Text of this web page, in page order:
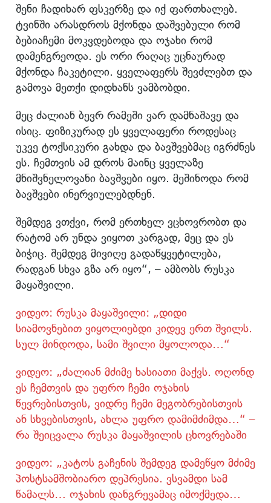
შენი ჩადიხარ ფსკერზე და იქ ფართხალებ.
ტვინში არასდროს მქონდა დაშვებული რომ
ბებიაჩემი მოკვდებოდა და ოჯახი რომ
დამენგრეოდა. ეს ორი რაღაც უცნაურად
მქონდა ჩაკეტილი. ყველაფერს შევძლებთ და
გამოვა მეთქი დიდხანს ვამბობდი.
მეც ძალიან ბევრ რამეში ვარ დამნაშავე და
ისიც. ფიზიკურად ეს ყველაფერი როდესაც
უკვე ტოქსიკური გახდა და ბავშვებმაც იგრძნეს
ეს. ჩემთვის ამ დროს მაინც ყველაზე
მნიშვნელოვანი ბავშვები იყო. მეშინოდა რომ
ბავშვები ინერვიულებდნენ.
შემდეგ ვთქვი, რომ ერთხელ ვცხოვრობთ და
რატომ არ უნდა ვიყოთ კარგად, მეც და ეს
ბიჭიც. შემდეგ მივიღე გადაწყვეტილება,
რადგან სხვა გზა არ იყო“, – ამბობს რუსკა
მაყაშვილი.
ვიდეო: რუსკა მაყაშვილი: „დიდი
სიამოვნებით ვიყოლიებდი კიდევ ერთ შვილს.
სულ მინდოდა, სამი შვილი მყოლოდა…“
ვიდეო: „ძალიან მძიმე ხასიათი მაქვს. ოღონდ
ეს ჩემთვის და უფრო ჩემი ოჯახის
წევრებისთვის, ვიდრე ჩემი მეგობრებისთვის
ან სხვებისთვის, ახლა უფრო დამიმძიმდა…“ –
რა შეიცვალა რუსკა მაყაშვილის ცხოვრებაში
ვიდეო: „კატოს გაჩენის შემდეგ დამეწყო მძიმე
პოსტსამშობიარო დეპრესია. ვსვამდი სამ
წამალს… ოჯახის დანგრევამაც იმოქმედა…